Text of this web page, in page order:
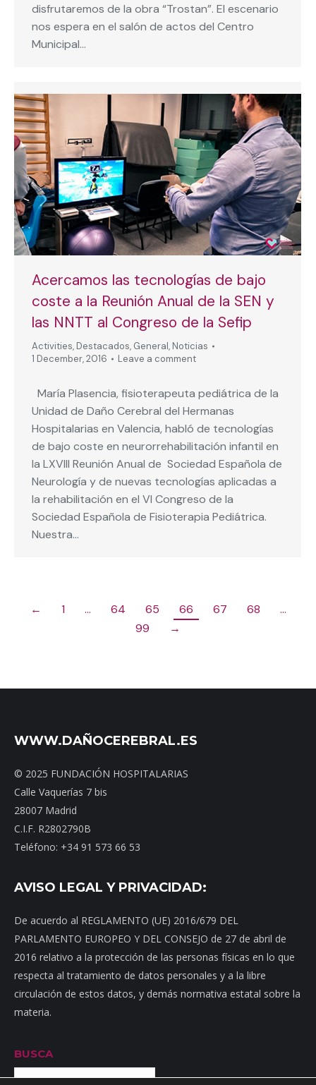
disfrutaremos de la obra “Trostan”. El escenario
nos espera en el salón de actos del Centro
Municipal…
Acercamos las tecnologías de bajo
coste a la Reunión Anual de la SEN y
las NNTT al Congreso de la Sefip
Activities, Destacados, General, Noticias
1 December, 2016
Leave a comment
María Plasencia, fisioterapeuta pediátrica de la
Unidad de Daño Cerebral del Hermanas
Hospitalarias en Valencia, habló de tecnologías
de bajo coste en neurorrehabilitación infantil en
la LXVIII Reunión Anual de Sociedad Española de
Neurología y de nuevas tecnologías aplicadas a
la rehabilitación en el VI Congreso de la
Sociedad Española de Fisioterapia Pediátrica.
Nuestra…
← 1 … 64 65 66 67 68
…
99
→
WWW.DAÑOCEREBRAL.ES
© 2025 FUNDACIÓN HOSPITALARIAS
Calle Vaquerías 7 bis
28007 Madrid
C.I.F. R2802790B
Teléfono: +34 91 573 66 53
AVISO LEGAL Y PRIVACIDAD:
De acuerdo al REGLAMENTO (UE) 2016/679 DEL
PARLAMENTO EUROPEO Y DEL CONSEJO de 27 de abril de
2016 relativo a la protección de las personas físicas en lo que
respecta al tratamiento de datos personales y a la libre
circulación de estos datos, y demás normativa estatal sobre la
materia.
BUSCA
Buscar